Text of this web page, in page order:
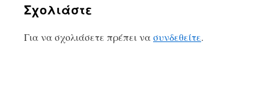
Σχολιάστε
Για να σχολιάσετε πρέπει νασυνδεθείτε.